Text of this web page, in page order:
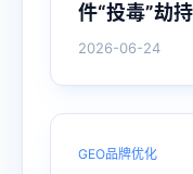
件“投毒”劫持
2026-06-24
GEO品牌优化